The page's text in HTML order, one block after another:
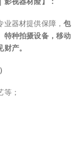
业器材提供保障，包
特种拍摄设备，移动
产。
；